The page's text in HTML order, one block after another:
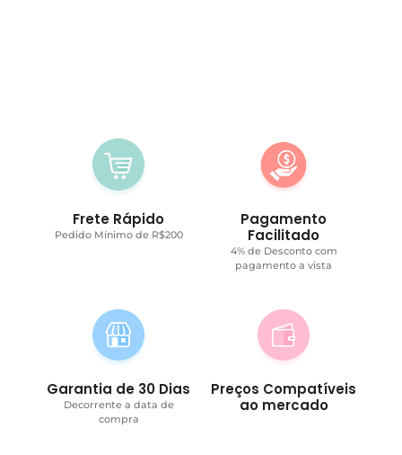
Frete Rápido
Pedido Mínimo de R$200
Pagamento
Facilitado
4% de Desconto com
pagamento a vista
Garantia de 30 Dias
Decorrente a data de
compra
Preços Compatíveis
ao mercado